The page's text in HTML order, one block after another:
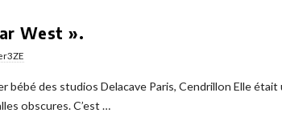
West ».
des studios Delacave Paris, Cendrillon Elle était
obscures. C’est…